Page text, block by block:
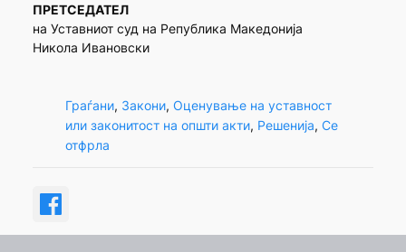
ПРЕТСЕДАТЕЛ
на Уставниот суд на Република Македонија
Никола Ивановски
Граѓани, Закони, Оценување на уставност
или законитост на општи акти, Решенија, Се
отфрла